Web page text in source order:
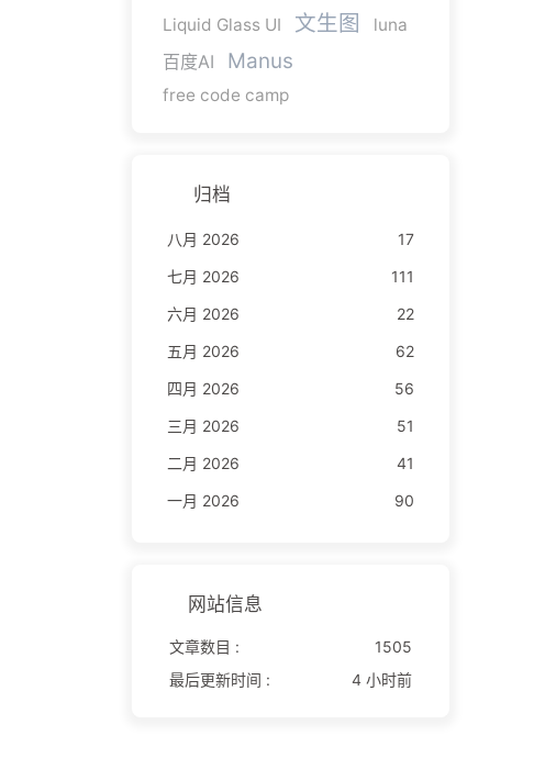
Liquid Glass UI
文生图 luna
百度AI Manus
free code camp
归档
八月 2026
17
七月 2026
111
六月 2026
22
五月 2026
62
四月 2026
56
三月 2026
51
二月 2026
41
一月 2026
90
网站信息
文章数目 :
1505
最后更新时间 :
4 小时前